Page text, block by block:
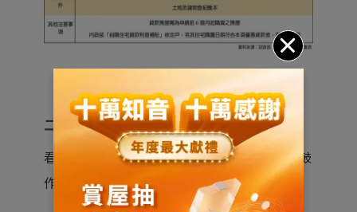
二、房貸利率方案怎麼挑？
看你想採用「時間長、減輕壓力」，還是「一鼓
作氣，付越少越好」策略？